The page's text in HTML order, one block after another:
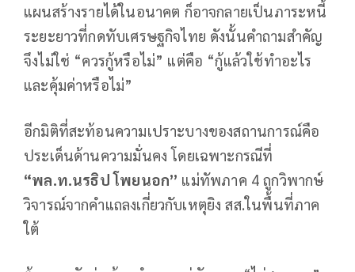
แผนสร้างรายได้ในอนาคต ก็อาจกลายเป็นภาระหนี้
ระยะยาวที่กดทับเศรษฐกิจไทย ดังนั้นคำถามสำคัญ
จึงไม่ใช่ “ควรกู้หรือไม่” แต่คือ “กู้แล้วใช้ทำอะไร
และคุ้มค่าหรือไม่”
อีกมิติที่สะท้อนความเปราะบางของสถานการณ์คือ
ประเด็นด้านความมั่นคง โดยเฉพาะกรณีที่
“พล.ท.นรธิป โพยนอก” แม่ทัพภาค 4 ถูกวิพากษ์
วิจารณ์จากคำแถลงเกี่ยวกับเหตุยิง สส.ในพื้นที่ภาค
ใต้